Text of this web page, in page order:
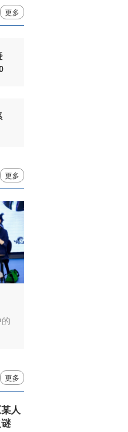
更多
更多
更多
人